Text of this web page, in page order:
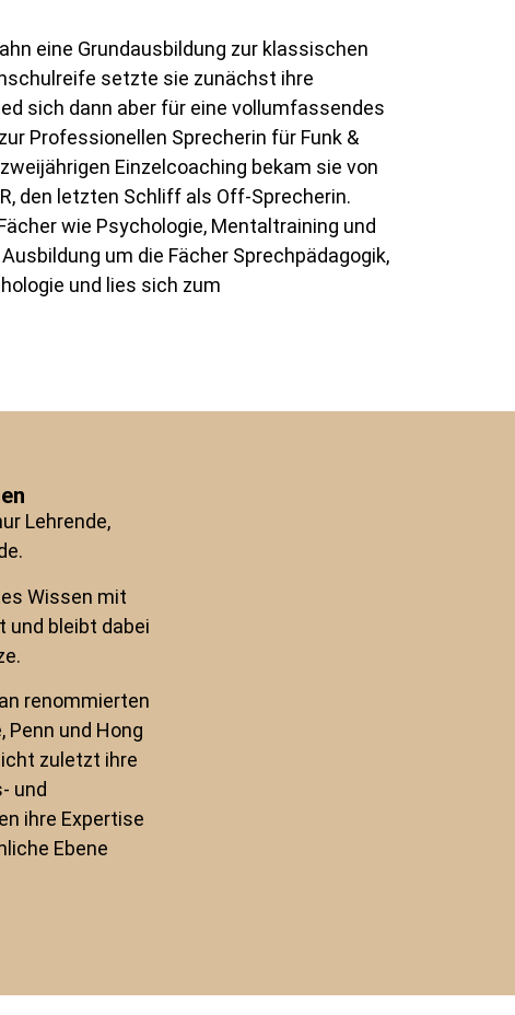
eine Grundausbildung zur klassischen
setzte sie zunächst ihre
sich dann aber für eine vollumfassendes
Professionellen Sprecherin für Funk &
Einzelcoaching bekam sie von
den letzten Schliff als Off-Sprecherin.
wie Psychologie, Mentaltraining und
um die Fächer Sprechpädagogik,
und lies sich zum
Lehrende,
Wissen mit
und bleibt dabei
renommierten
Penn und Hong
zuletzt ihre
und
ihre Expertise
Ebene